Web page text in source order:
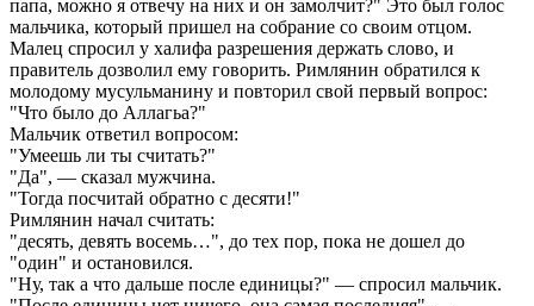
папа, можно я отвечу на них и он замолчит?" Это был голос
мальчика, который пришел на собрание со своим отцом.
Малец спросил у халифа разрешения держать слово, и
правитель дозволил ему говорить. Римлянин обратился к
молодому мусульманину и повторил свой первый вопрос:
"Что было до Аллагьа?"
Мальчик ответил вопросом:
"Умеешь ли ты считать?"
"Да", — сказал мужчина.
"Тогда посчитай обратно с десяти!"
Римлянин начал считать:
"десять, девять восемь…", до тех пор, пока не дошел до
"один" и остановился.
"Ну, так а что дальше после единицы?" — спросил мальчик.